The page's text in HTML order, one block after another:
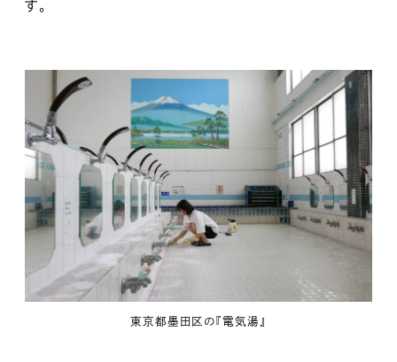
す。
東京都墨田区の『電気湯』